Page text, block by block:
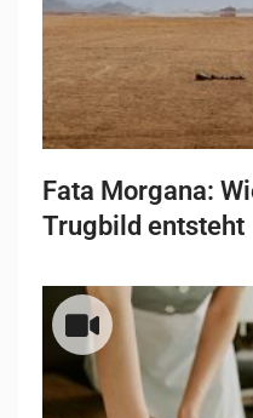
Fata Morgana:
Trugbild entsteht